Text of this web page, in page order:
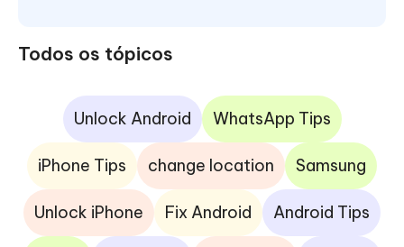
Todos os tópicos
Unlock Android WhatsApp Tips
iPhone Tips change location Samsung
Unlock iPhone Fix Android Android Tips